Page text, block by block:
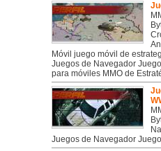
Móvil juego móvil de
Juegos de Navegador
para móviles MMO de
Juegos de Navegador